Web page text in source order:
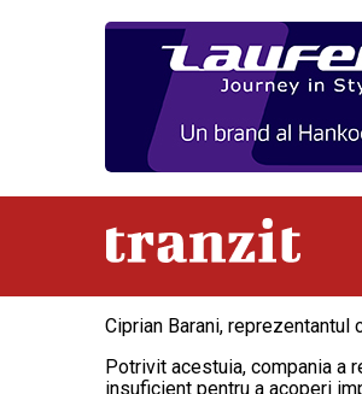
Abonamente
Ciprian Barani,
Potrivit acestuia, compania a
insuficient pentru a acoperi